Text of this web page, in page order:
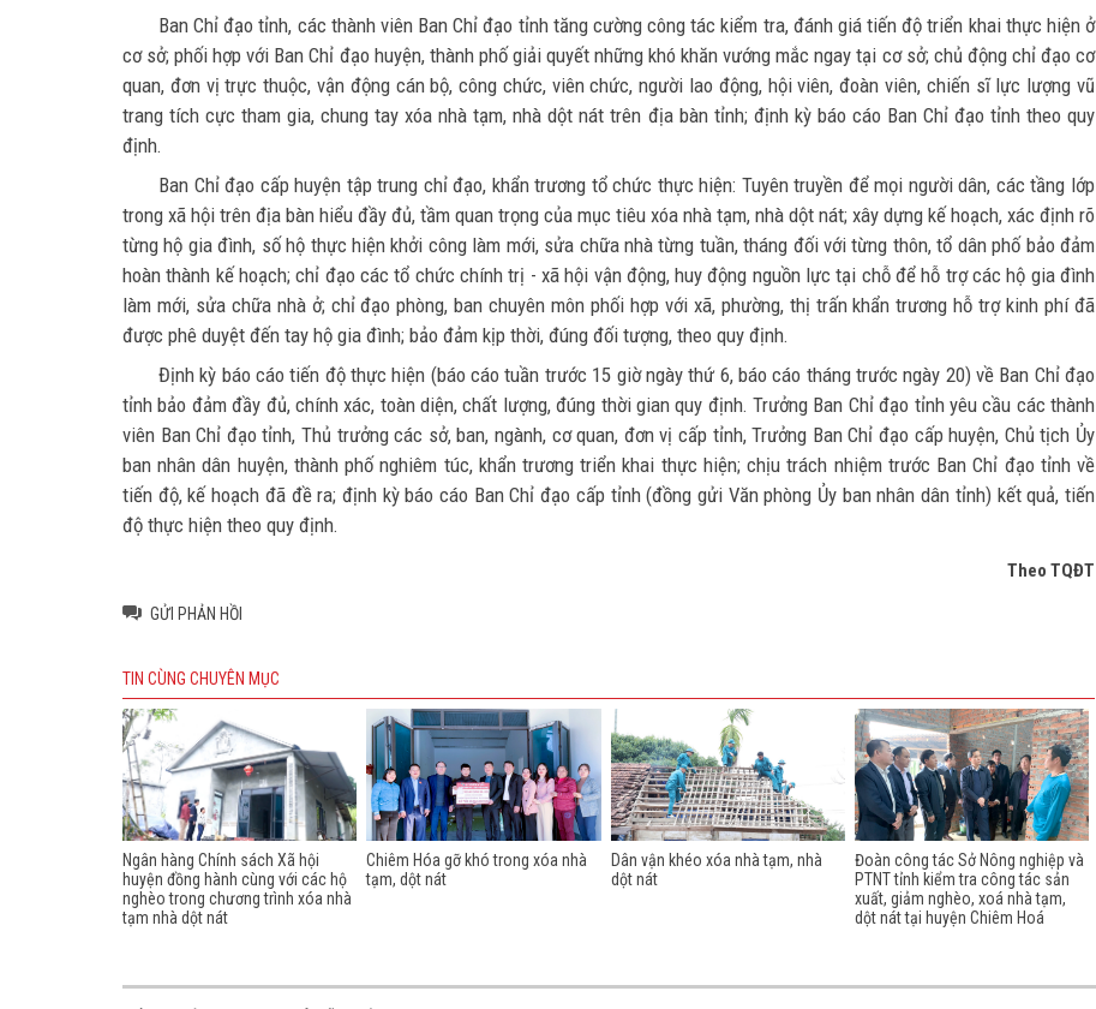
Ban Chỉ đạo tỉnh, các thành viên Ban Chỉ đạo tỉnh tăng cường công tác kiểm tra, đánh giá tiến độ triển khai thực hiện ở
cơ sở; phối hợp với Ban Chỉ đạo huyện, thành phố giải quyết những khó khăn vướng mắc ngay tại cơ sở; chủ động chỉ đạo cơ
quan, đơn vị trực thuộc, vận động cán bộ, công chức, viên chức, người lao động, hội viên, đoàn viên, chiến sĩ lực lượng vũ
trang tích cực tham gia, chung tay xóa nhà tạm, nhà dột nát trên địa bàn tỉnh; định kỳ báo cáo Ban Chỉ đạo tỉnh theo quy
định.
Ban Chỉ đạo cấp huyện tập trung chỉ đạo, khẩn trương tổ chức thực hiện: Tuyên truyền để mọi người dân, các tầng lớp
trong xã hội trên địa bàn hiểu đầy đủ, tầm quan trọng của mục tiêu xóa nhà tạm, nhà dột nát; xây dựng kế hoạch, xác định rõ
từng hộ gia đình, số hộ thực hiện khởi công làm mới, sửa chữa nhà từng tuần, tháng đối với từng thôn, tổ dân phố bảo đảm
hoàn thành kế hoạch; chỉ đạo các tổ chức chính trị - xã hội vận động, huy động nguồn lực tại chỗ để hỗ trợ các hộ gia đình
làm mới, sửa chữa nhà ở; chỉ đạo phòng, ban chuyên môn phối hợp với xã, phường, thị trấn khẩn trương hỗ trợ kinh phí đã
được phê duyệt đến tay hộ gia đình; bảo đảm kịp thời, đúng đối tượng, theo quy định.
Định kỳ báo cáo tiến độ thực hiện (báo cáo tuần trước 15 giờ ngày thứ 6, báo cáo tháng trước ngày 20) về Ban Chỉ đạo
tỉnh bảo đảm đầy đủ, chính xác, toàn diện, chất lượng, đúng thời gian quy định. Trưởng Ban Chỉ đạo tỉnh yêu cầu các thành
viên Ban Chỉ đạo tỉnh, Thủ trưởng các sở, ban, ngành, cơ quan, đơn vị cấp tỉnh, Trưởng Ban Chỉ đạo cấp huyện, Chủ tịch Ủy
ban nhân dân huyện, thành phố nghiêm túc, khẩn trương triển khai thực hiện; chịu trách nhiệm trước Ban Chỉ đạo tỉnh về
tiến độ, kế hoạch đã đề ra; định kỳ báo cáo Ban Chỉ đạo cấp tỉnh (đồng gửi Văn phòng Ủy ban nhân dân tỉnh) kết quả, tiến
độ thực hiện theo quy định.
Theo TQĐT
GỬI PHẢN HỒI
TIN CÙNG CHUYÊN MỤC
Ngân hàng Chính sách Xã hội
huyện đồng hành cùng với các hộ
nghèo trong chương trình xóa nhà
tạm nhà dột nát
Chiêm Hóa gỡ khó trong xóa nhà
tạm, dột nát
Dân vận khéo xóa nhà tạm, nhà
dột nát
Đoàn công tác Sở Nông nghiệp và
PTNT tỉnh kiểm tra công tác sản
xuất, giảm nghèo, xoá nhà tạm,
dột nát tại huyện Chiêm Hoá